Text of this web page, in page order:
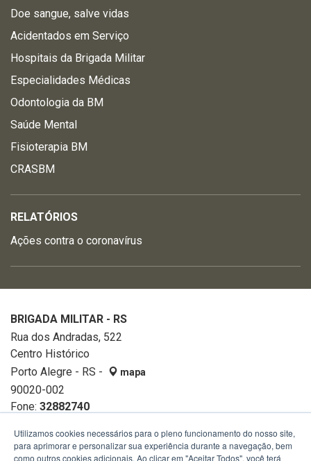
Doe sangue, salve vidas
Acidentados em Serviço
Hospitais da Brigada Militar
Especialidades Médicas
Odontologia da BM
Saúde Mental
Fisioterapia BM
CRASBM
RELATÓRIOS
Ações contra o coronavírus
BRIGADA MILITAR - RS
Rua dos Andradas, 522
Centro Histórico
Porto Alegre - RS -
mapa
90020-002
Fone: 32882740
Utilizamos cookies necessários para o pleno funcionamento do nosso site,
para aprimorar e personalizar sua experiência durante a navegação, bem
como outros cookies adicionais. Ao clicar em "Aceitar Todos", você terá